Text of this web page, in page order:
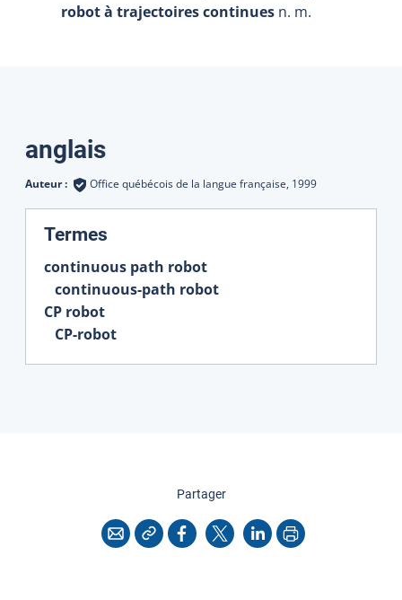
robot à trajectoires continues n. m.
Traductions
anglais
Auteur : Office québécois de la langue française, 1999
Termes
continuous path robot
continuous-path robot
CP robot
CP-robot
Partagercette page
CourrielCopier l'adresse
Facebook
X LinkedInImprimer